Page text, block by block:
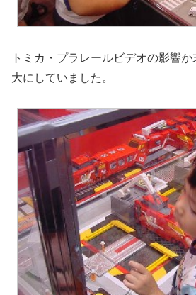
トミカ・プラレールビデオの影響
大にしていました。